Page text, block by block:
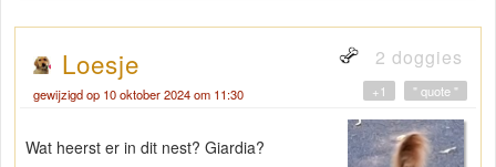
Loesje 2 doggies
gewijzigd op 10 oktober 2024 om 11:30 " quote "
+1
Wat heerst er in dit nest? Giardia?